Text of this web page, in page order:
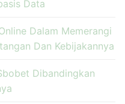
Data
Dalam Memerangi
Dan Kebijakannya
Dibandingkan